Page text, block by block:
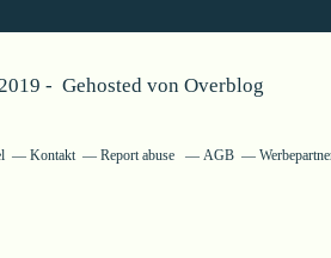
- Gehosted von Overblog
Kontakt Report abuse AGB